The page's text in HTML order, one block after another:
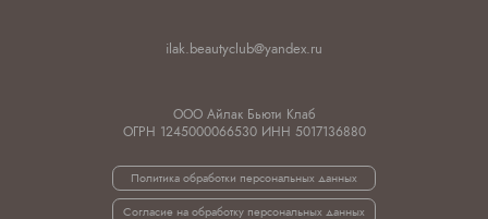
ilak.beautyclub@yandex.ru
ООО Айлак Бьюти Клаб
ОГРН 1245000066530 ИНН 5017136880
Политика обработки персональных данных
Согласие на обработку персональных данных